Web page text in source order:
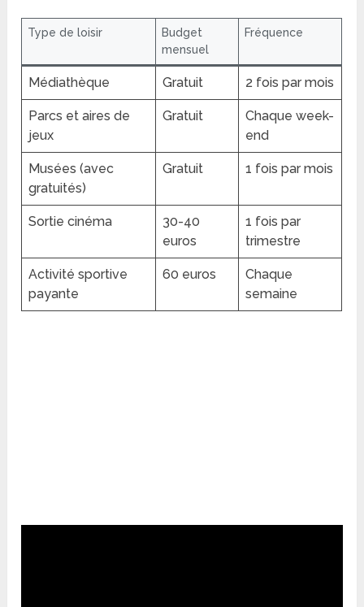
Type de loisir
Budget
mensuel
Fréquence
Médiathèque Gratuit 2 fois par mois
Parcs et aires de
jeux
Gratuit
Chaque week-
end
Musées (avec
gratuités)
Gratuit 1 fois par mois
Sortie cinéma
30-40
euros
1 fois par
trimestre
Activité sportive
payante
60 euros
Chaque
semaine